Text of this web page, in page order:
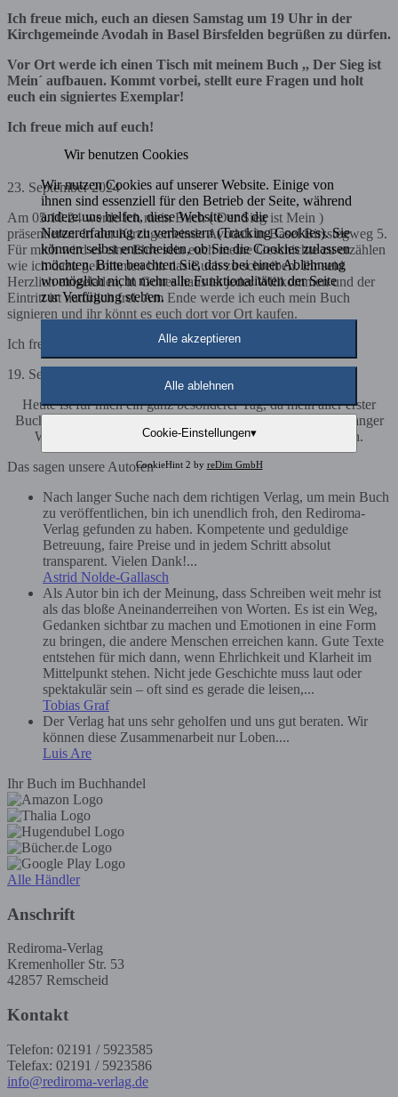
Ich freue mich, euch an diesen Samstag um 19 Uhr in der
Kirchgemeinde Avodah in Basel Birsfelden begrüßen zu dürfen.
Vor Ort werde ich einen Tisch mit meinem Buch ,, Der Sieg ist
Mein´ aufbauen. Kommt vorbei, stellt eure Fragen und holt
euch ein signiertes Exemplar!
Ich freue mich auf euch!
23. September 2024
Am 05.10.24 werde ich mein Buch ( Der Sieg ist Mein )
präsentieren. In der Kirchgemeinde Avodah in Basel Birsstegweg 5.
Für mich wird es eine Ehre sein euch meine Geschichte zu erzählen
wie ich dazu gekommen bin das Buch zu schreiben. Ihr seid
Herzlich eingeladen, in Gottes haus ist jeder Willkommen und der
Eintritt ist natürlich frei. Am Ende werde ich euch mein Buch
signieren und ihr könnt es euch dort vor Ort kaufen.
Ich freue mich auf jeden!!
19. September 2024
Heute ist für mich ein ganz besonderer Tag, da mein aller erster
Buch endlich online ist und ich stolz darauf bin. Es war ein langer
Weg aber heute kann ich mit stolz mein Buch präsentieren.
Das sagen unsere Autoren
Nach langer Suche nach dem richtigen Verlag, um mein Buch
zu veröffentlichen, bin ich unendlich froh, den Rediroma-
Verlag gefunden zu haben. Kompetente und geduldige
Betreuung, faire Preise und in jedem Schritt absolut
transparent. Vielen Dank!...
Astrid Nolde-Gallasch
Als Autor bin ich der Meinung, dass Schreiben weit mehr ist
als das bloße Aneinanderreihen von Worten. Es ist ein Weg,
Gedanken sichtbar zu machen und Emotionen in eine Form
zu bringen, die andere Menschen erreichen kann. Gute Texte
entstehen für mich dann, wenn Ehrlichkeit und Klarheit im
Mittelpunkt stehen. Nicht jede Geschichte muss laut oder
spektakulär sein – oft sind es gerade die leisen,...
Tobias Graf
Der Verlag hat uns sehr geholfen und uns gut beraten. Wir
können diese Zusammenarbeit nur Loben....
Luis Are
Ihr Buch im Buchhandel
Alle Händler
Anschrift
Rediroma-Verlag
Kremenholler Str. 53
42857 Remscheid
Kontakt
Telefon: 02191 / 5923585
Telefax: 02191 / 5923586
info@rediroma-verlag.de
Wir benutzen Cookies
Wir nutzen Cookies auf unserer Website. Einige von
ihnen sind essenziell für den Betrieb der Seite, während
andere uns helfen, diese Website und die
Nutzererfahrung zu verbessern (Tracking Cookies). Sie
können selbst entscheiden, ob Sie die Cookies zulassen
möchten. Bitte beachten Sie, dass bei einer Ablehnung
womöglich nicht mehr alle Funktionalitäten der Seite
zur Verfügung stehen.
Alle akzeptieren
Alle ablehnen
Cookie-Einstellungen▾
CookieHint 2 by reDim GmbH